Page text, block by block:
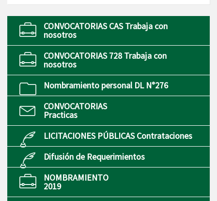
CONVOCATORIAS CAS Trabaja con
nosotros
CONVOCATORIAS 728 Trabaja con
nosotros
Nombramiento personal DL N°276
CONVOCATORIAS
Practicas
LICITACIONES PÚBLICAS Contrataciones
Difusión de Requerimientos
NOMBRAMIENTO
2019